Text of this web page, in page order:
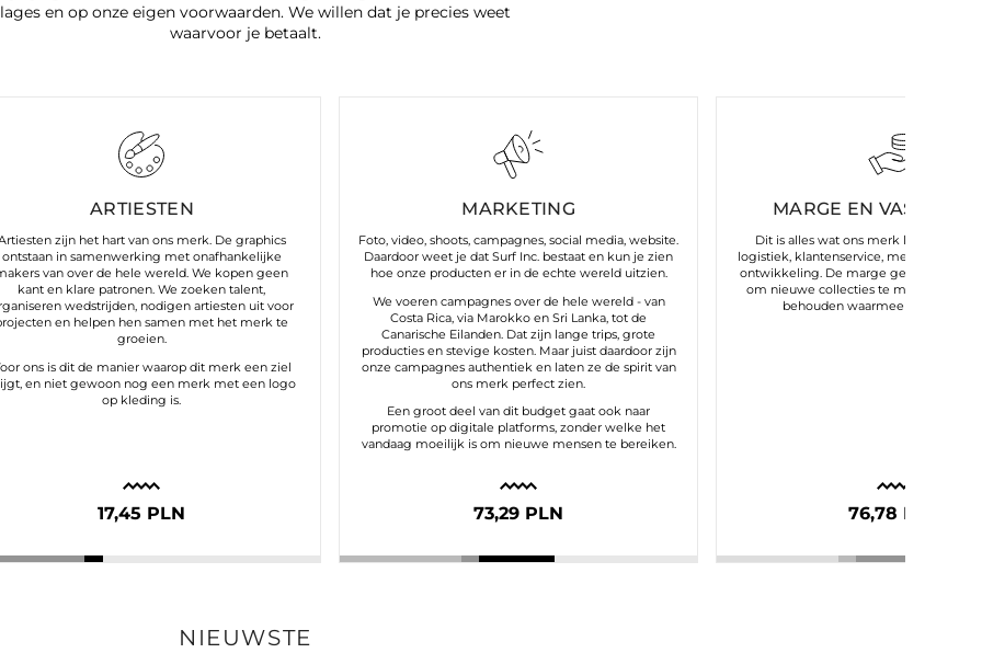
en op onze eigen voorwaarden. We willen dat je precies weet
waarvoor je betaalt.
ARTIESTEN
zijn het hart van ons merk. De graphics
ontstaan in samenwerking met onafhankelijke
van over de hele wereld. We kopen geen
kant en klare patronen. We zoeken talent,
wedstrijden, nodigen artiesten uit voor
en helpen hen samen met het merk te
groeien.
ons is dit de manier waarop dit merk een ziel
en niet gewoon nog een merk met een logo
op kleding is.
17,45 PLN
MARKETING
Foto, video, shoots, campagnes, social media, website.
Daardoor weet je dat Surf Inc. bestaat en kun je zien
hoe onze producten er in de echte wereld uitzien.
We voeren campagnes over de hele wereld - van
Costa Rica, via Marokko en Sri Lanka, tot de
Canarische Eilanden. Dat zijn lange trips, grote
producties en stevige kosten. Maar juist daardoor zijn
onze campagnes authentiek en laten ze de spirit van
ons merk perfect zien.
Een groot deel van dit budget gaat ook naar
promotie op digitale platforms, zonder welke het
vandaag moeilijk is om nieuwe mensen te bereiken.
73,29 PLN
MARGE EN VASTE
Dit is alles wat ons merk laat draaien:
logistiek, klantenservice, medewerkers,
ontwikkeling. De marge geeft ons de
om nieuwe collecties te maken en de
behouden waarmee je ons
76,78 PLN
NIEUWSTE